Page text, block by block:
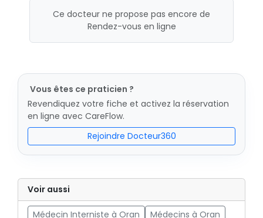
Ce docteur ne propose pas encore de
Rendez-vous en ligne
Vous êtes ce praticien ?
Revendiquez votre fiche et activez la réservation
en ligne avec CareFlow.
Rejoindre Docteur360
Voir aussi
Médecin Interniste à Oran Médecins à Oran